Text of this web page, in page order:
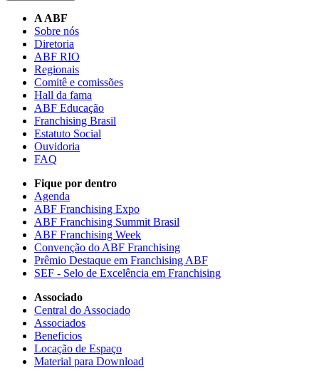
A ABF
Sobre nós
Diretoria
ABF RIO
Regionais
Comitê e comissões
Hall da fama
ABF Educação
Franchising Brasil
Estatuto Social
Ouvidoria
FAQ
Fique por dentro
Agenda
ABF Franchising Expo
ABF Franchising Summit Brasil
ABF Franchising Week
Convenção do ABF Franchising
Prêmio Destaque em Franchising ABF
SEF - Selo de Excelência em Franchising
Associado
Central do Associado
Associados
Beneficios
Locação de Espaço
Material para Download